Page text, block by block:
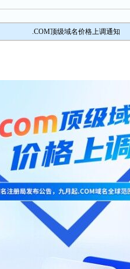
.COM顶级域名价格上调通知